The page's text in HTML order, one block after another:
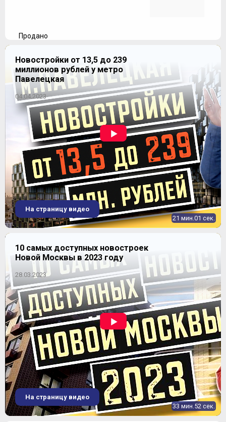
Продано
ЖК "Новое Измайлово-2"
Новостройки от 13,5 до 239
миллионов рублей у метро
Павелецкая
04.04.2023
21 мин.01 сек.
На страницу видео
10 самых доступных новостроек
Новой Москвы в 2023 году
28.03.2023
33 мин.52 сек.
На страницу видео